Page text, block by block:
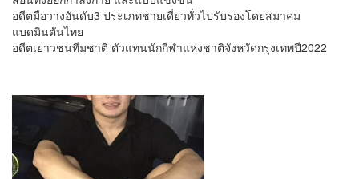
อดีตมือวางอันดับ3 ประเภทชายเดี่ยวทั่วไปรับรองโดยสมาคม
แบดมินตันไทย
อดีตเยาวชนทีมชาติ ตัวแทนนักกีฬาแห่งชาติจังหวัดกรุงเทพปี2022